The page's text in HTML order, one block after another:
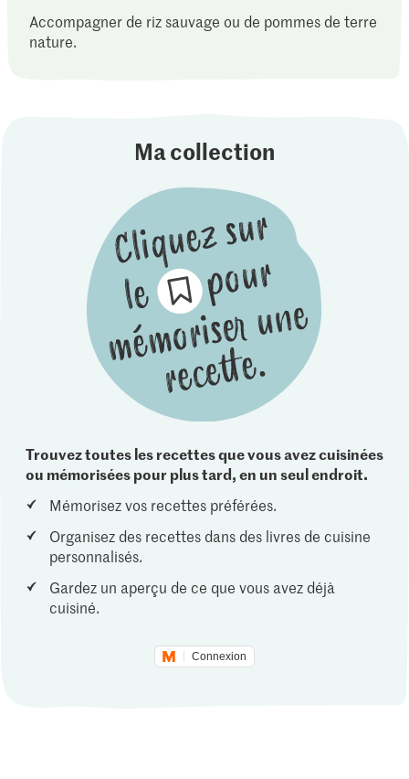
Accompagner de riz sauvage ou de pommes de terre
nature.
Ma collection
Trouvez toutes les recettes que vous avez cuisinées
ou mémorisées pour plus tard, en un seul endroit.
Mémorisez vos recettes préférées.
Organisez des recettes dans des livres de cuisine
personnalisés.
Gardez un aperçu de ce que vous avez déjà
cuisiné.
Connexion